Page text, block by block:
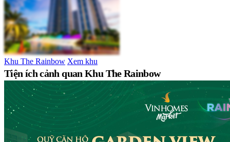
Khu The Rainbow Xem khu
Tiện ích cảnh quan Khu The Rainbow